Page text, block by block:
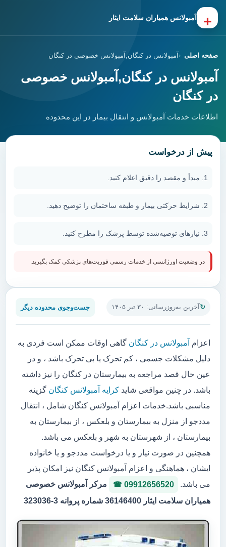
+ آمبولانس همیاران سلامت ایثار
صفحه اصلی آمبولانس در کنگان,آمبولانس خصوصی در کنگان
آمبولانس در کنگان,آمبولانس خصوصی
در کنگان
اطلاعات خدمات آمبولانس و انتقال بیمار در این محدوده
آخرین به‌روزرسانی: ۳۰ تیر ۱۴۰۵ جست‌وجوی محدوده دیگر
اعزام آمبولانس در کنگان گاهی اوقات ممکن است فردی به
دلیل مشکلات جسمی ، کم تحرک یا بی تحرک باشد ، و در
عین حال قصد مراجعه به بیمارستان در کنگان را نیز داشته
باشد. در چنین مواقعی شاید کرایه آمبولانس کنگان گزینه
مناسبی باشد.خدمات اعزام آمبولانس کنگان شامل ، انتقال
مددجو از منزل به بیمارستان و بلعکس ، از بیمارستان به
بیمارستان ، از شهرستان به شهر و بلعکس می باشد.
همچنین در صورت نیاز و یا درخواست مددجو و یا خانواده
ایشان ، هماهنگی و اعزام آمبولانس کنگان نیز امکان پذیر
می باشد.
09912656520
مرکر آمبولانس خصوصی
همیاران سلامت ایثار 36146400 شماره پروانه 3-323036
پیش از درخواست
مبدأ و مقصد را دقیق اعلام کنید.
شرایط حرکتی بیمار و طبقه ساختمان را توضیح دهید.
نیازهای توصیه‌شده توسط پزشک را مطرح کنید.
در وضعیت اورژانسی از خدمات رسمی فوریت‌های پزشکی کمک بگیرید.